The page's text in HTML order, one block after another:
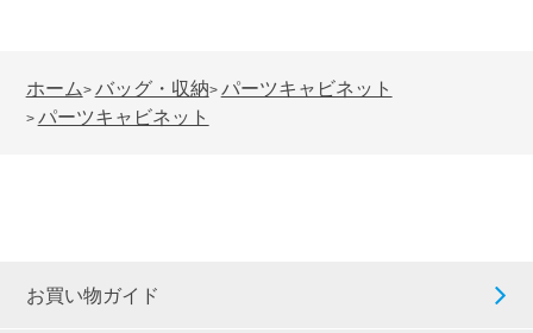
ホーム> バッグ・収納> パーツキャビネット
> パーツキャビネット
お買い物ガイド